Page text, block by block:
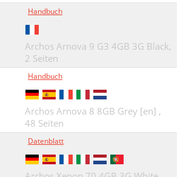
Handbuch
Archos Arnova 9 G3 4GB 3G Black,
2 Seiten
Handbuch
Archos Arnova 8 8GB Grey [en] ,
48 Seiten
Datenblatt